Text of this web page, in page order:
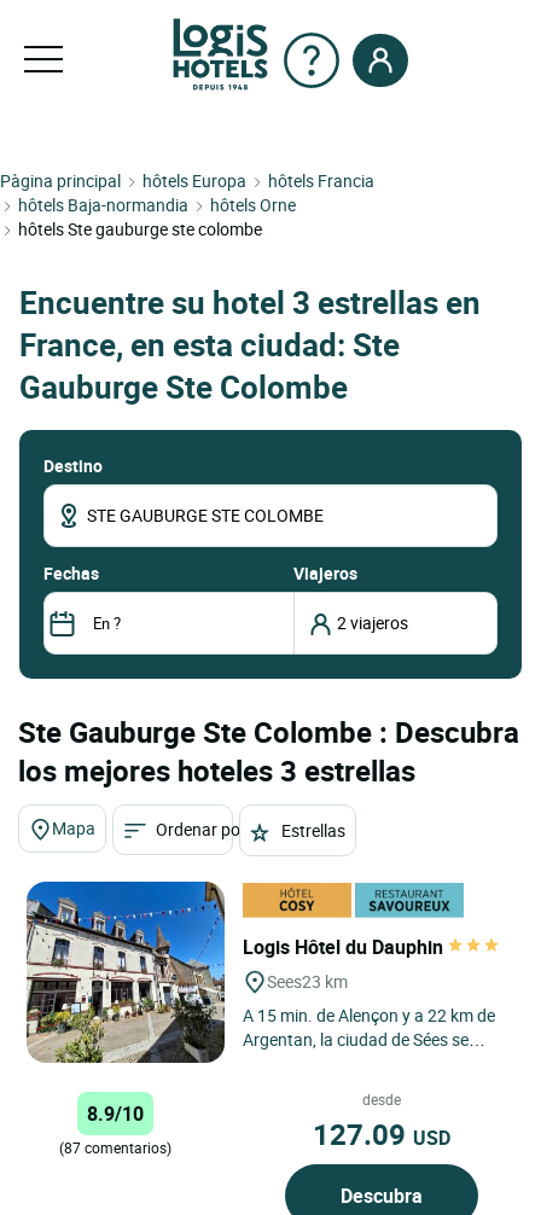
Pàgina principal hôtels Europa
hôtels Francia
hôtels Baja-normandia
hôtels Orne
hôtels Ste gauburge ste colombe
Encuentre su hotel 3 estrellas en
France, en esta ciudad: Ste
Gauburge Ste Colombe
Destino
fechas Viajeros
Ste Gauburge Ste Colombe : Descubra
los mejores hoteles 3 estrellas
Mapa Ordenar por Estrellas
Logis Hôtel du Dauphin
Sees23 km
A 15 min. de Alençon y a 22 km de
Argentan, la ciudad de Sées se
8.9/10
(87 comentarios)
desde
127.09 USD
Descubra